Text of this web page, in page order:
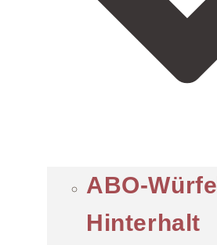
ABO-Würfel
Hinterhalt